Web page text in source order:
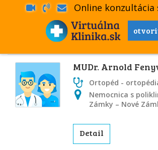
Online konzultácia
MUDr. Arnold
Ortopéd -
Nemocnica s
Zámky – Nové
Detail